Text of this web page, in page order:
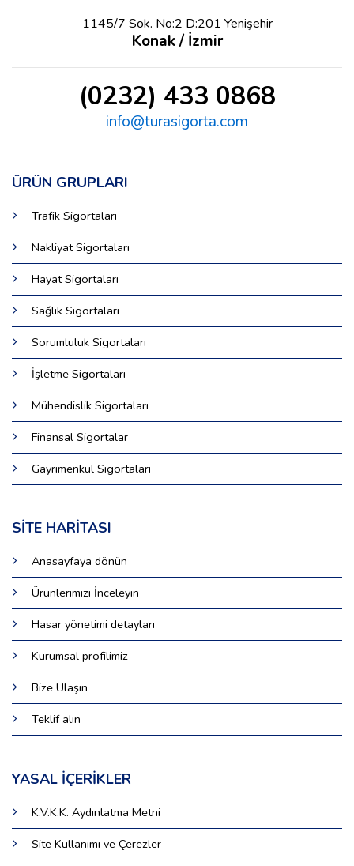
1145/7 Sok. No:2 D:201 Yenişehir
Konak / İzmir
(0232) 433 0868
info@turasigorta.com
ÜRÜN GRUPLARI
Trafik Sigortaları
Nakliyat Sigortaları
Hayat Sigortaları
Sağlık Sigortaları
Sorumluluk Sigortaları
İşletme Sigortaları
Mühendislik Sigortaları
Finansal Sigortalar
Gayrimenkul Sigortaları
SİTE HARİTASI
Anasayfaya dönün
Ürünlerimizi İnceleyin
Hasar yönetimi detayları
Kurumsal profilimiz
Bize Ulaşın
Teklif alın
YASAL İÇERİKLER
K.V.K.K. Aydınlatma Metni
Site Kullanımı ve Çerezler